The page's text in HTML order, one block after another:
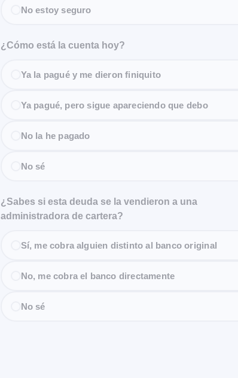
No estoy seguro
¿Cómo está la cuenta hoy?
Ya la pagué y me dieron finiquito
Ya pagué, pero sigue apareciendo que debo
No la he pagado
No sé
¿Sabes si esta deuda se la vendieron a una
administradora de cartera?
Sí, me cobra alguien distinto al banco original
No, me cobra el banco directamente
No sé